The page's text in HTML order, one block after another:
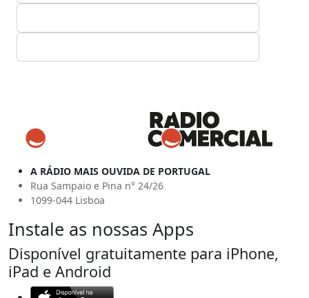
A RÁDIO MAIS OUVIDA DE PORTUGAL
Rua Sampaio e Pina n° 24/26
1099-044 Lisboa
Instale as nossas Apps
Disponível gratuitamente para iPhone,
iPad e Android